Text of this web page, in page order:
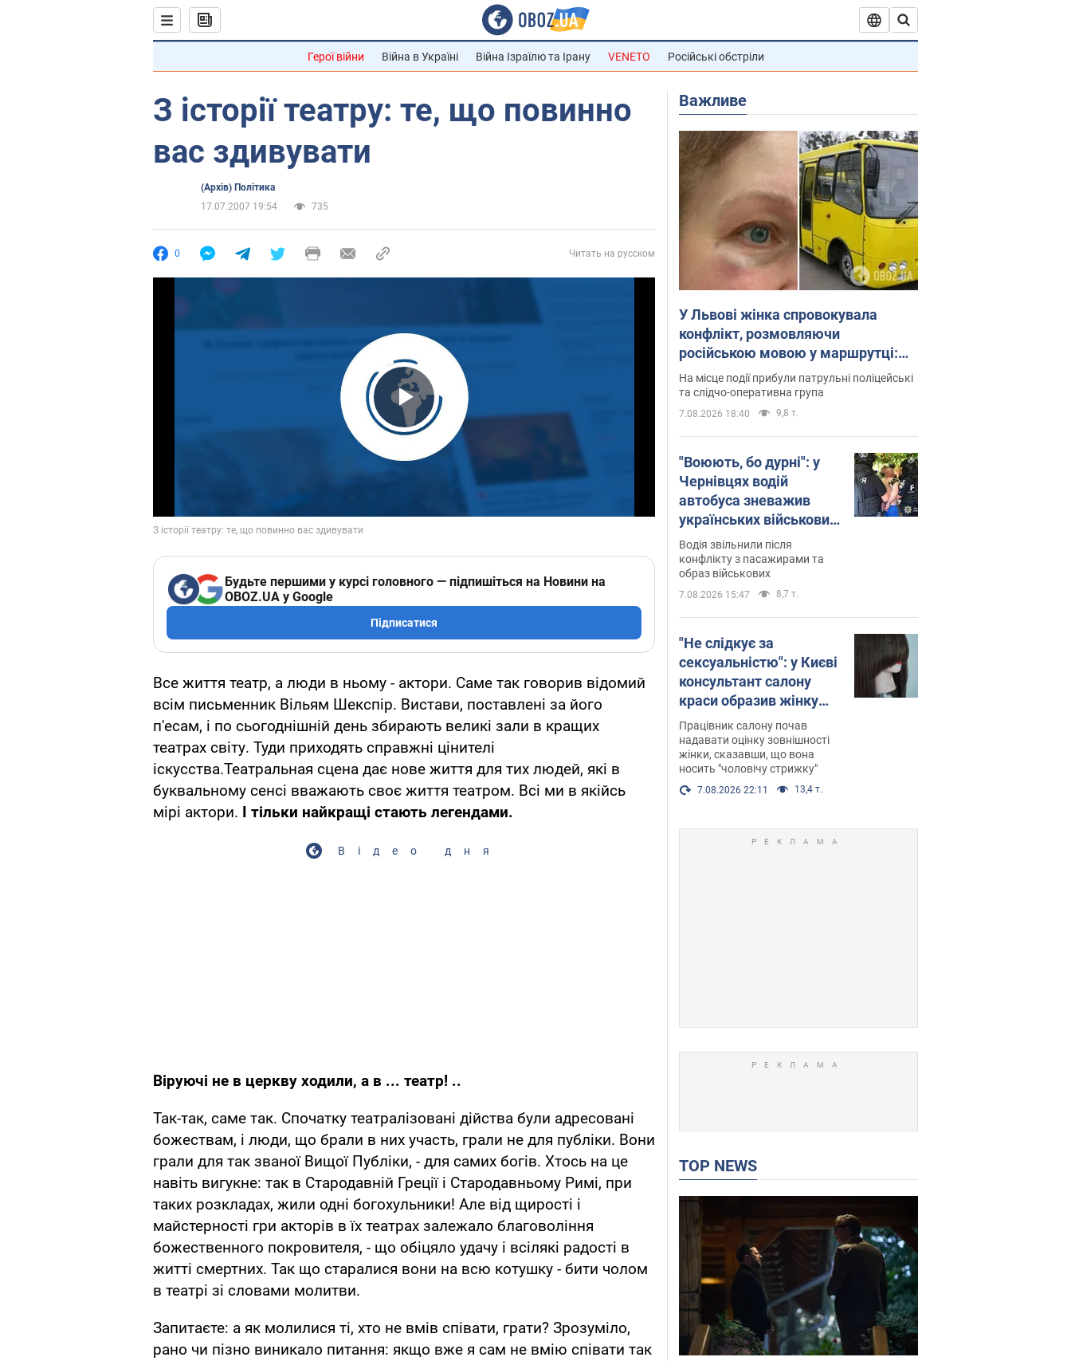
Герої війни Війна в Україні Війна Ізраїлю та Ірану VENETO Російські обстріли
З історії театру: те, що повинно
вас здивувати
(Архів) Політика
17.07.2007 19:54
735
0 Читать на русском
Play Video
Будьте першими у курсі головного — підпишіться на Новини на
OBOZ.UA у Google
Підписатися
Все життя театр, а люди в ньому - актори. Саме так говорив відомий
всім письменник Вільям Шекспір. Вистави, поставлені за його
п'есам, і по сьогоднішній день збирають великі зали в кращих
театрах світу. Туди приходять справжні цінителі
іскусства.Театральная сцена дає нове життя для тих людей, які в
буквальному сенсі вважають своє життя театром. Всі ми в якійсь
мірі актори. І тільки найкращі стають легендами.
Відео дня
Віруючі не в церкву ходили, а в ... театр! ..
Так-так, саме так. Спочатку театралізовані дійства були адресовані
божествам, і люди, що брали в них участь, грали не для публіки. Вони
грали для так званої Вищої Публіки, - для самих богів. Хтось на це
навіть вигукне: так в Стародавній Греції і Стародавньому Римі, при
таких розкладах, жили одні богохульники! Але від щирості і
майстерності гри акторів в їх театрах залежало благовоління
божественного покровителя, - що обіцяло удачу і всілякі радості в
житті смертних. Так що старалися вони на всю котушку - бити чолом
в театрі зі словами молитви.
Запитаєте: а як молилися ті, хто не вмів співати, грати? Зрозуміло,
рано чи пізно виникало питання: якщо вже я сам не вмію співати так
Важливе
У Львові жінка спровокувала
конфлікт, розмовляючи
російською мовою у маршрутці:
поліція склала адмінпротокол.
Відео
На місце події прибули патрульні поліцейські
та слідчо-оперативна група
7.08.2026 18:40 9,8 т.
"Воюють, бо дурні": у
Чернівцях водій
автобуса зневажив
українських військових
і поплатився. Відео
Водія звільнили після
конфлікту з пасажирами та
образ військових
7.08.2026 15:47 8,7 т.
"Не слідкує за
сексуальністю": у Києві
консультант салону
краси образив жінку
після хімієтерапії,
розгорівся скандал.
Фото
Працівник салону почав
надавати оцінку зовнішності
жінки, сказавши, що вона
носить "чоловічу стрижку"
7.08.2026 22:11 13,4 т.
TOP NEWS